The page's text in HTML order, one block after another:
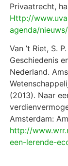
Privaatrecht,
Http://
agenda/
Van ’t Riet, S.
Geschiedenis
Nederland.
(2013). Naar
Amsterdam:
http://
een-lerende-